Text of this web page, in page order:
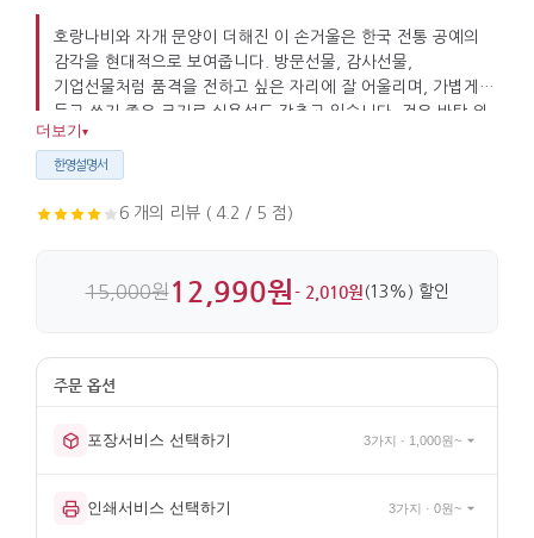
호랑나비와 자개 문양이 더해진 이 손거울은 한국 전통 공예의
감각을 현대적으로 보여줍니다. 방문선물, 감사선물,
기업선물처럼 품격을 전하고 싶은 자리에 잘 어울리며, 가볍게
들고 쓰기 좋은 크기로 실용성도 갖추고 있습니다. 검은 바탕 위
자개 마감이 선명하게 살아 있습니다.
더보기 ▾
한영설명서
6 개의 리뷰 ( 4.2 / 5 점)
15,000원12,990원- 2,010원 (13%) 할인
포장서비스 선택하기 3가지 · 1,000원~
인쇄서비스 선택하기 3가지 · 0원~